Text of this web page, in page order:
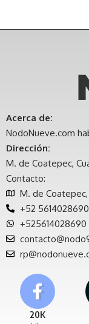
Acerca de:
NodoNueve.com
Dirección:
M. de Coatepec,
Contacto:
M. de
+52 5614028690
+525614028690
20K